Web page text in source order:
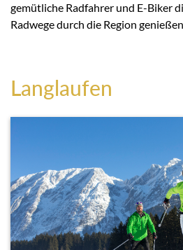
gemütliche Radfahrer und E-Biker
Radwege durch die Region
Langlaufen